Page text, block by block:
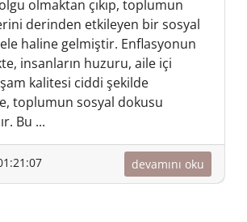
olmaktan çıkıp, toplumun
derinden etkileyen bir sosyal
haline gelmiştir. Enflasyonun
insanların huzuru, aile içi
kalitesi ciddi şekilde
toplumun sosyal dokusu
Bu ...
devamını oku